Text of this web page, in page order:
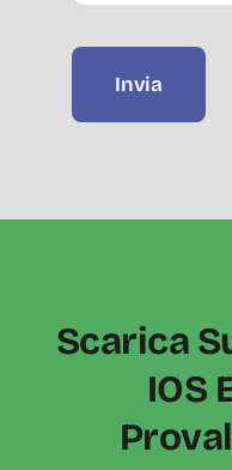
Invia
Scarica
IOS